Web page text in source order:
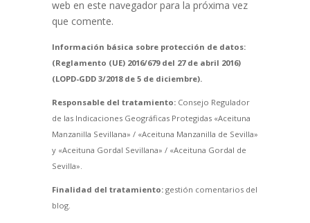
web en este navegador para la próxima vez
que comente.
Información básica sobre protección de datos:
(Reglamento (UE) 2016/679 del 27 de abril 2016)
(LOPD-GDD 3/2018 de 5 de diciembre).
Responsable del tratamiento:Consejo Regulador
de las Indicaciones Geográficas Protegidas «Aceituna
Manzanilla Sevillana» / «Aceituna Manzanilla de Sevilla»
y «Aceituna Gordal Sevillana» / «Aceituna Gordal de
Sevilla».
Finalidad del tratamiento:gestión comentarios del
blog.